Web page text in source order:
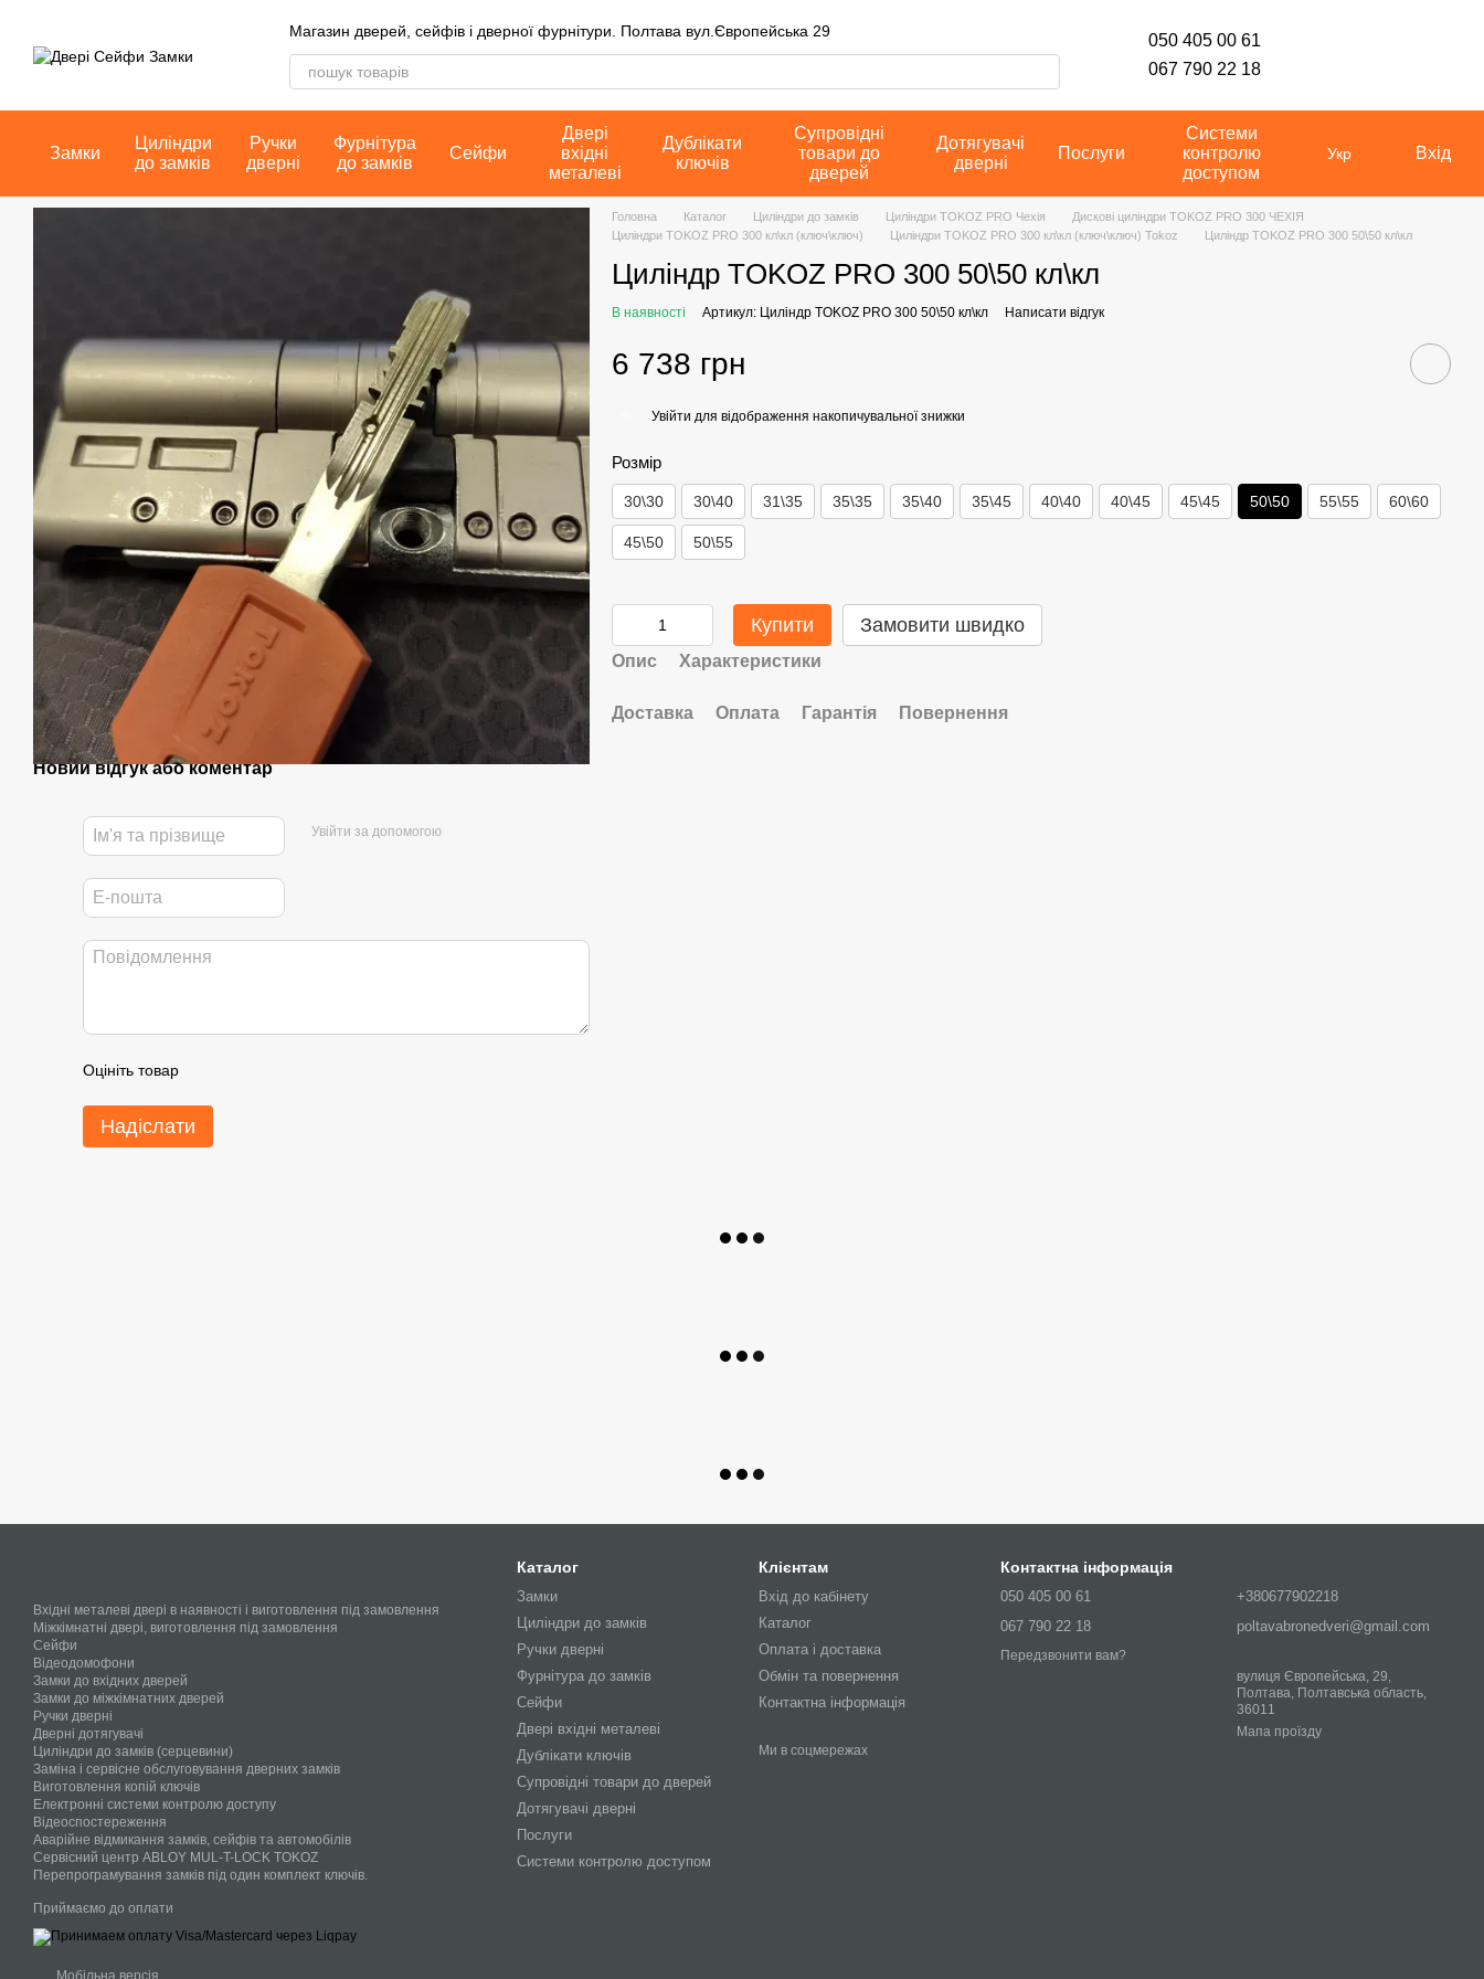
Магазин дверей, сейфів і дверної фурнітури. Полтава вул.Європейська 29
050 405 00 61
067 790 22 18
Замки
Циліндри
до замків
Ручки
дверні
Фурнітура
до замків
Сейфи
Двері
вхідні
металеві
Дублікати
ключів
Супровідні
товари до
дверей
Дотягувачі
дверні
Послуги
Системи
контролю
доступом
Укр Вхід
Новий відгук або коментар
Увійти за допомогою
Оцініть товар
Надіслати
Головна Каталог Циліндри до замків Циліндри TOKOZ PRO Чехія
Дискові циліндри TOKOZ PRO 300 ЧЕХІЯ
Циліндри TOKOZ PRO 300 кл\кл (ключ\ключ)
Циліндри TOKOZ PRO 300 кл\кл (ключ\ключ) Tokoz Циліндр TOKOZ PRO 300 50\50 кл\кл
Циліндр TOKOZ PRO 300 50\50 кл\кл
В наявності Артикул: Циліндр TOKOZ PRO 300 50\50 кл\кл Написати відгук
6 738 грн
Увійти для відображення накопичувальної знижки
Розмір
30\30 30\40 31\35 35\35 35\40 35\45 40\40 40\45 45\45 50\50 55\55 60\60
45\50 50\55
Купити Замовити швидко
Опис Характеристики
Доставка Оплата Гарантія Повернення
Вхідні металеві двері в наявності і виготовлення під замовлення
Міжкімнатні двері, виготовлення під замовлення
Сейфи
Відеодомофони
Замки до вхідних дверей
Замки до міжкімнатних дверей
Ручки дверні
Дверні дотягувачі
Циліндри до замків (серцевини)
Заміна і сервісне обслуговування дверних замків
Виготовлення копій ключів
Електронні системи контролю доступу
Відеоспостереження
Аварійне відмикання замків, сейфів та автомобілів
Сервісний центр ABLOY MUL-T-LOCK TOKOZ
Перепрограмування замків під один комплект ключів.
Приймаємо до оплати
Мобільна версія
Каталог
Замки
Циліндри до замків
Ручки дверні
Фурнітура до замків
Сейфи
Двері вхідні металеві
Дублікати ключів
Супровідні товари до дверей
Дотягувачі дверні
Послуги
Системи контролю доступом
Клієнтам
Вхід до кабінету
Каталог
Оплата і доставка
Обмін та повернення
Контактна інформація
Ми в соцмережах
Контактна інформація
050 405 00 61
067 790 22 18
Передзвонити вам?
+380677902218
poltavabronedveri@gmail.com
вулиця Європейська, 29,
Полтава, Полтавська область,
36011
Мапа проїзду